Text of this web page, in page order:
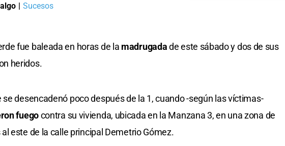
Sucesos
fue baleada en horas de la madrugadade este sábado y dos de sus
heridos.
se desencadenó poco después de la 1, cuando -según las víctimas-
fuegocontra su vivienda, ubicada en la Manzana 3, en una zona de
este de la calle principal Demetrio Gómez.